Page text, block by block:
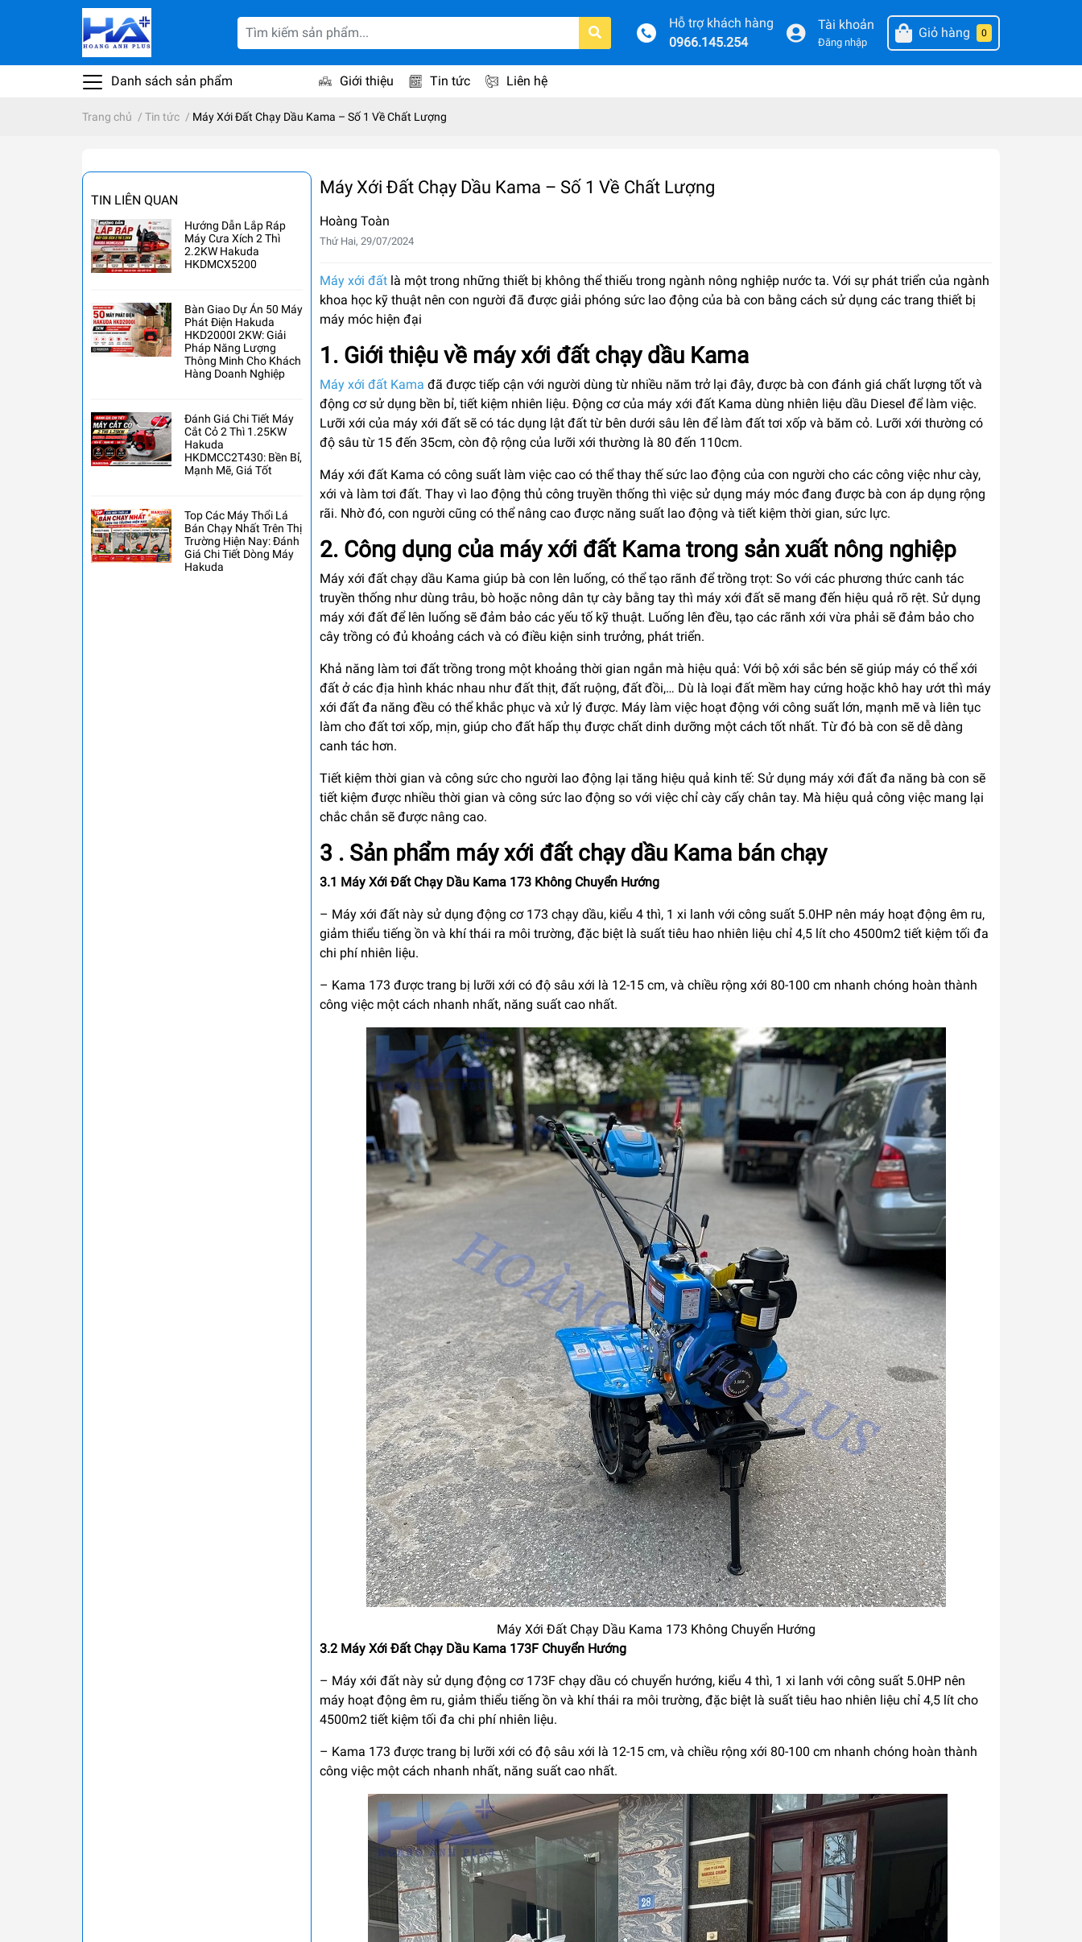
Hỗ trợ khách hàng
0966.145.254
Tài khoản
Đăng nhập
Giỏ hàng 0
Danh sách sản phẩm Giới thiệu Tin tức Liên hệ
Trang chủ / Tin tức / Máy Xới Đất Chạy Dầu Kama – Số 1 Về Chất Lượng
TIN LIÊN QUAN
Hướng Dẫn Lắp Ráp
Máy Cưa Xích 2 Thì
2.2KW Hakuda
HKDMCX5200
Bàn Giao Dự Án 50 Máy
Phát Điện Hakuda
HKD2000I 2KW: Giải
Pháp Năng Lượng
Thông Minh Cho Khách
Hàng Doanh Nghiệp
Đánh Giá Chi Tiết Máy
Cắt Cỏ 2 Thì 1.25KW
Hakuda
HKDMCC2T430: Bền Bỉ,
Mạnh Mẽ, Giá Tốt
Top Các Máy Thổi Lá
Bán Chạy Nhất Trên Thị
Trường Hiện Nay: Đánh
Giá Chi Tiết Dòng Máy
Hakuda
Máy Xới Đất Chạy Dầu Kama – Số 1 Về Chất Lượng
Hoàng Toàn
Thứ Hai, 29/07/2024
Máy xới đất là một trong những thiết bị không thể thiếu trong ngành nông nghiệp nước ta. Với sự phát triển của ngành
khoa học kỹ thuật nên con người đã được giải phóng sức lao động của bà con bằng cách sử dụng các trang thiết bị
máy móc hiện đại
1. Giới thiệu về máy xới đất chạy dầu Kama
Máy xới đất Kama đã được tiếp cận với người dùng từ nhiều năm trở lại đây, được bà con đánh giá chất lượng tốt và
động cơ sử dụng bền bỉ, tiết kiệm nhiên liệu. Động cơ của máy xới đất Kama dùng nhiên liệu dầu Diesel để làm việc.
Lưỡi xới của máy xới đất sẽ có tác dụng lật đất từ bên dưới sâu lên để làm đất tơi xốp và băm cỏ. Lưỡi xới thường có
độ sâu từ 15 đến 35cm, còn độ rộng của lưỡi xới thường là 80 đến 110cm.
Máy xới đất Kama có công suất làm việc cao có thể thay thế sức lao động của con người cho các công việc như cày,
xới và làm tơi đất. Thay vì lao động thủ công truyền thống thì việc sử dụng máy móc đang được bà con áp dụng rộng
rãi. Nhờ đó, con người cũng có thể nâng cao được năng suất lao động và tiết kiệm thời gian, sức lực.
2. Công dụng của máy xới đất Kama trong sản xuất nông nghiệp
Máy xới đất chạy dầu Kama giúp bà con lên luống, có thể tạo rãnh để trồng trọt: So với các phương thức canh tác
truyền thống như dùng trâu, bò hoặc nông dân tự cày bằng tay thì máy xới đất sẽ mang đến hiệu quả rõ rệt. Sử dụng
máy xới đất để lên luống sẽ đảm bảo các yếu tố kỹ thuật. Luống lên đều, tạo các rãnh xới vừa phải sẽ đảm bảo cho
cây trồng có đủ khoảng cách và có điều kiện sinh trưởng, phát triển.
Khả năng làm tơi đất trồng trong một khoảng thời gian ngắn mà hiệu quả: Với bộ xới sắc bén sẽ giúp máy có thể xới
đất ở các địa hình khác nhau như đất thịt, đất ruộng, đất đồi,… Dù là loại đất mềm hay cứng hoặc khô hay ướt thì máy
xới đất đa năng đều có thể khắc phục và xử lý được. Máy làm việc hoạt động với công suất lớn, mạnh mẽ và liên tục
làm cho đất tơi xốp, mịn, giúp cho đất hấp thụ được chất dinh dưỡng một cách tốt nhất. Từ đó bà con sẽ dễ dàng
canh tác hơn.
Tiết kiệm thời gian và công sức cho người lao động lại tăng hiệu quả kinh tế: Sử dụng máy xới đất đa năng bà con sẽ
tiết kiệm được nhiều thời gian và công sức lao động so với việc chỉ cày cấy chân tay. Mà hiệu quả công việc mang lại
chắc chắn sẽ được nâng cao.
3 . Sản phẩm máy xới đất chạy dầu Kama bán chạy
3.1 Máy Xới Đất Chạy Dầu Kama 173 Không Chuyển Hướng
– Máy xới đất này sử dụng động cơ 173 chạy dầu, kiểu 4 thì, 1 xi lanh với công suất 5.0HP nên máy hoạt động êm ru,
giảm thiểu tiếng ồn và khí thái ra môi trường, đặc biệt là suất tiêu hao nhiên liệu chỉ 4,5 lít cho 4500m2 tiết kiệm tối đa
chi phí nhiên liệu.
– Kama 173 được trang bị lưỡi xới có độ sâu xới là 12-15 cm, và chiều rộng xới 80-100 cm nhanh chóng hoàn thành
công việc một cách nhanh nhất, năng suất cao nhất.
Máy Xới Đất Chạy Dầu Kama 173 Không Chuyển Hướng
3.2 Máy Xới Đất Chạy Dầu Kama 173F Chuyển Hướng
– Máy xới đất này sử dụng động cơ 173F chạy dầu có chuyển hướng, kiểu 4 thì, 1 xi lanh với công suất 5.0HP nên
máy hoạt động êm ru, giảm thiểu tiếng ồn và khí thái ra môi trường, đặc biệt là suất tiêu hao nhiên liệu chỉ 4,5 lít cho
4500m2 tiết kiệm tối đa chi phí nhiên liệu.
– Kama 173 được trang bị lưỡi xới có độ sâu xới là 12-15 cm, và chiều rộng xới 80-100 cm nhanh chóng hoàn thành
công việc một cách nhanh nhất, năng suất cao nhất.